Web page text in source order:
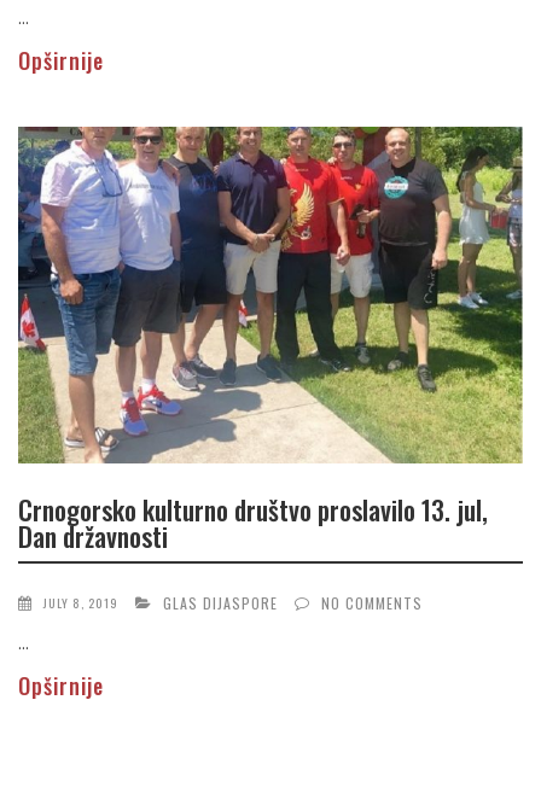
...
Opširnije
Crnogorsko kulturno društvo proslavilo 13. jul,
Dan državnosti
JULY 8, 2019 GLAS DIJASPORE NO COMMENTS
...
Opširnije